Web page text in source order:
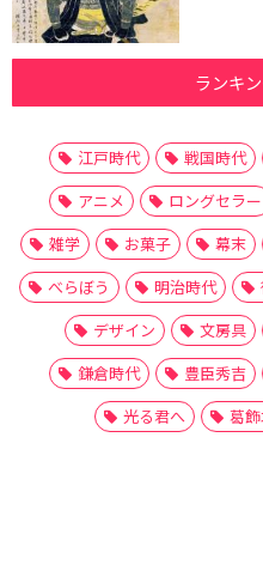
ランキ
江戸時代 戦国時代
アニメ
ロングセラー
雑学
お菓子 幕末
べらぼう
明治時代
デザイン
文房具
鎌倉時代
豊臣秀吉
光る君へ
葛